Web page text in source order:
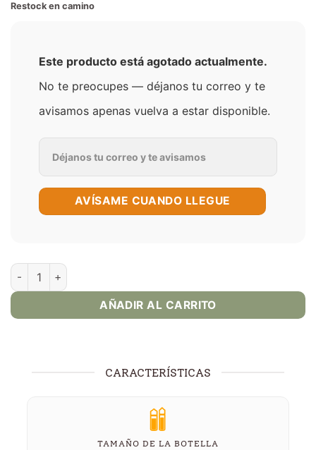
Restock en camino
Este producto está agotado actualmente.
No te preocupes — déjanos tu correo y te
avisamos apenas vuelva a estar disponible.
AVÍSAME CUANDO LLEGUE
Strawberry Banana – Pod Juice Sal 30ml - PJ5000 Series
AÑADIR AL CARRITO
CARACTERÍSTICAS
TAMAÑO DE LA BOTELLA